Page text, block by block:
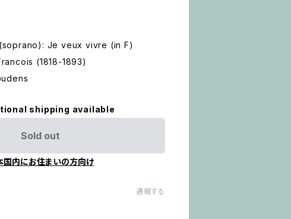
Je veux vivre (in F)
(1818-1893)
shipping available
Sold out
国内にお住まいの方向け
通報する